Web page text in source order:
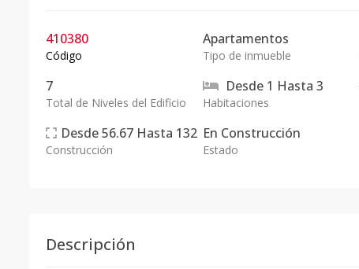
410380
Código
Apartamentos
Tipo de inmueble
7
Total de Niveles del Edificio
Desde 1 Hasta 3
Habitaciones
Desde56.67 Hasta 132
Construcción
En Construcción
Estado
Descripción